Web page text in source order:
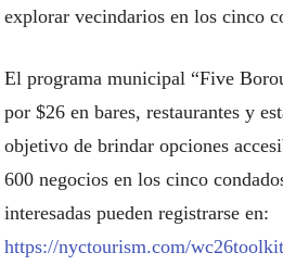
explorar vecindarios en los cinco
El programa municipal “Five
por $26 en bares, restaurantes y
objetivo de brindar opciones
600 negocios en los cinco
interesadas pueden registrarse en:
https://nyctourism.com/wc26toolkit